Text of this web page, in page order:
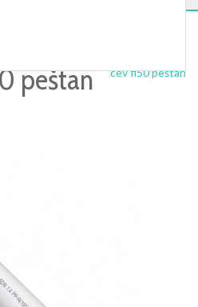
cev fi50 peštan
peštan